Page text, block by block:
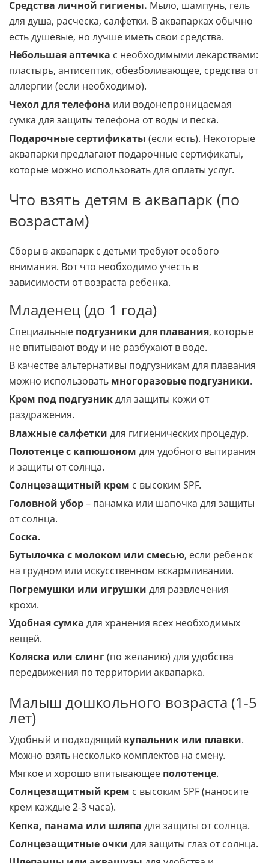
Средства личной гигиены. Мыло, шампунь, гель
для душа, расческа, салфетки. В аквапарках обычно
есть душевые, но лучше иметь свои средства.
Небольшая аптечкас необходимыми лекарствами:
пластырь, антисептик, обезболивающее, средства от
аллергии (если необходимо).
Чехол для телефонаили водонепроницаемая
сумка для защиты телефона от воды и песка.
Подарочные сертификаты(если есть). Некоторые
аквапарки предлагают подарочные сертификаты,
Что взять детям в аквапарк (по
возрастам)
Сборы в аквапарк с детьми требуют особого
внимания. Вот что необходимо учесть в
Младенец (до 1 года)
Специальныеподгузники для плавания
не впитывают воду и не разбухают в воде.
В качестве альтернативы подгузникам для плавания
можно использовать
Крем под подгузник
раздражения.
Влажные салфетки
для гигиенических процедур.
Полотенце с капюшоном
и защиты от солнца.
Солнцезащитный крем
Головной убор
от солнца.
Соска.
Бутылочка с молоком или смесью, если ребенок
на грудном или искусственном вскармливании.
Погремушки или игрушки
крохи.
Удобная сумка
вещей.
Коляска или слинг(по желанию) для удобства
Малыш дошкольного возраста (1-5
лет)
Удобный и подходящий купальник или плавки
Можно взять несколько комплектов на смену.
Мягкое и хорошо впитывающее
полотенце
Солнцезащитный крем
крем каждые 2-3 часа).
Кепка, панама или шляпа
Солнцезащитные очки
для защиты глаз от солнца.